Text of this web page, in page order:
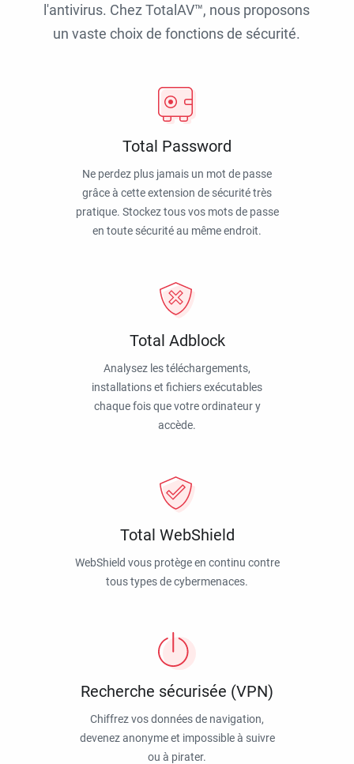
l'antivirus. Chez TotalAV™, nous proposons
un vaste choix de fonctions de sécurité.
Total Password
Ne perdez plus jamais un mot de passe
grâce à cette extension de sécurité très
pratique. Stockez tous vos mots de passe
en toute sécurité au même endroit.
Total Adblock
Analysez les téléchargements,
installations et fichiers exécutables
chaque fois que votre ordinateur y
accède.
Total WebShield
WebShield vous protège en continu contre
tous types de cybermenaces.
Recherche sécurisée (VPN)
Chiffrez vos données de navigation,
devenez anonyme et impossible à suivre
ou à pirater.